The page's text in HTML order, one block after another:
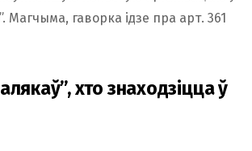
Магчыма, гаворка ідзе пра арт. 361
хто знаходзіцца ў